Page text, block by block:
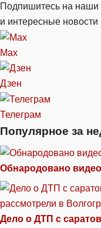
Подпишитесь на
и интересные
Max
Дзен
Телеграм
Популярное за
Обнародовано
Дело о ДТП с